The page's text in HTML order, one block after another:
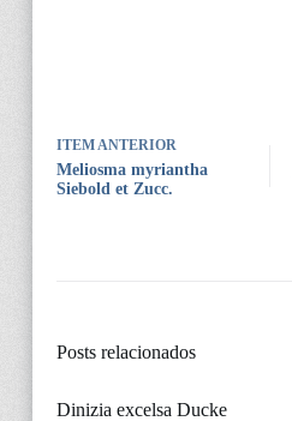
ITEM ANTERIOR
Meliosma myriantha
Siebold et Zucc.
Posts relacionados
Dinizia excelsa Ducke